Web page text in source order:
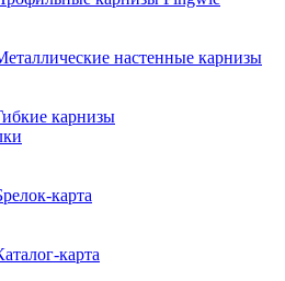
настенные карнизы
карнизы
карта
карта